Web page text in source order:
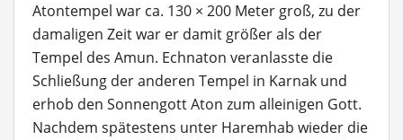
Atontempel war ca. 130 × 200 Meter groß, zu der
damaligen Zeit war er damit größer als der
Tempel des Amun. Echnaton veranlasste die
Schließung der anderen Tempel in Karnak und
erhob den Sonnengott Aton zum alleinigen Gott.
Nachdem spätestens unter Haremhab wieder die